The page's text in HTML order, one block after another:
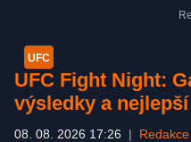
UFC
UFC Fight Night:
výsledky a
08. 08. 2026 17:26